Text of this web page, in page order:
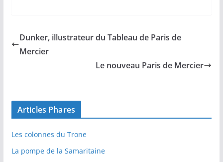
Dunker, illustrateur du Tableau de Paris de
Mercier
Le nouveau Paris de Mercier
Articles Phares
Les colonnes du Trone
La pompe de la Samaritaine